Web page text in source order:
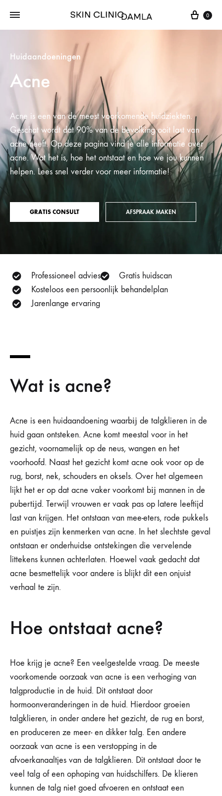
0
Huidaandoeningen
Acne
Acne is een van de meest voorkomende huidziekten.
Geschat wordt dat 90% van de bevolking ooit last van
acne heeft. Op deze pagina vind je alle informatie over
acne. Wat het is, hoe het ontstaat en hoe we jou kunnen
helpen. Lees snel verder voor meer informatie!
GRATIS CONSULT AFSPRAAK MAKEN
Professioneel advies
Gratis huidscan
Kosteloos een persoonlijk behandelplan
Jarenlange ervaring
Wat is acne?
Acne is een huidaandoening waarbĳ de talgklieren in de
huid gaan ontsteken. Acne komt meestal voor in het
gezicht, voornamelijk op de neus, wangen en het
voorhoofd. Naast het gezicht komt acne ook voor op de
rug, borst, nek, schouders en oksels. Over het algemeen
lijkt het er op dat acne vaker voorkomt bĳ mannen in de
pubertĳd. Terwijl vrouwen er vaak pas op latere leeftijd
last van krijgen. Het ontstaan van mee-eters, rode pukkels
en puistjes zijn kenmerken van acne. In het slechtste geval
ontstaan er onderhuidse ontstekingen die vervelende
littekens kunnen achterlaten. Hoewel vaak gedacht dat
acne besmettelijk voor andere is blijkt dit een onjuist
verhaal te zijn.
Hoe ontstaat acne?
Hoe krijg je acne? Een veelgestelde vraag. De meeste
voorkomende oorzaak van acne is een verhoging van
talgproductie in de huid. Dit ontstaat door
hormoonveranderingen in de huid. Hierdoor groeien
talgklieren, in onder andere het gezicht, de rug en borst,
en produceren ze meer- en dikker talg. Een andere
oorzaak van acne is een verstopping in de
afvoerkanaaltjes van de talgklieren. Dit ontstaat door te
veel talg of een ophoping van huidschilfers. De klieren
kunnen de talg niet goed afvoeren en ontstaat een